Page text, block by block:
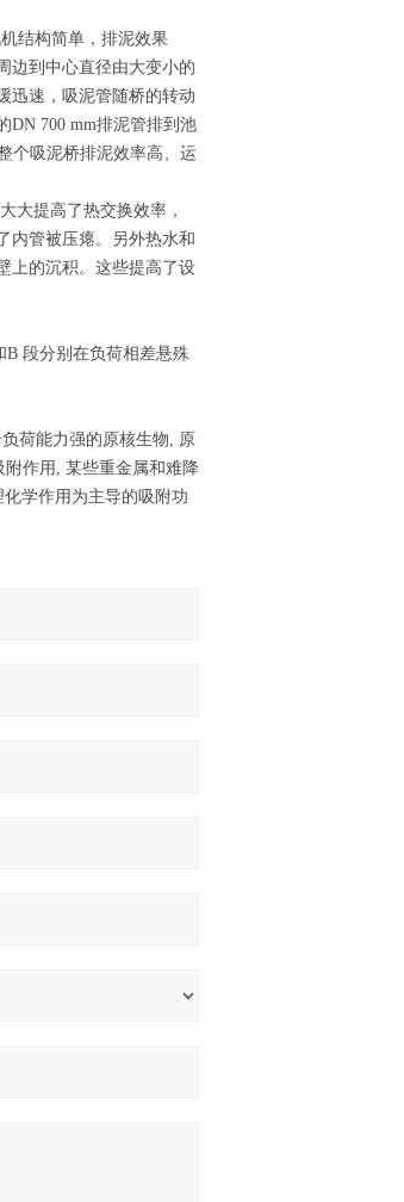
结构简单，排泥效果
边到中心直径由大变小的
迅速，吸泥管随桥的转动
DN 700 mm排泥管排到池
个吸泥桥排泥效率高、运
大提高了热交换效率，
内管被压瘪。另外热水和
上的沉积。这些提高了设
段分别在负荷相差悬殊
荷能力强的原核生物, 原
作用, 某些重金属和难降
学作用为主导的吸附功